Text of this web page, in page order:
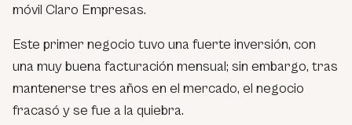
móvil Claro Empresas.
Este primer negocio tuvo una fuerte inversión, con
una muy buena facturación mensual; sin embargo, tras
mantenerse tres años en el mercado, el negocio
fracasó y se fue a la quiebra.